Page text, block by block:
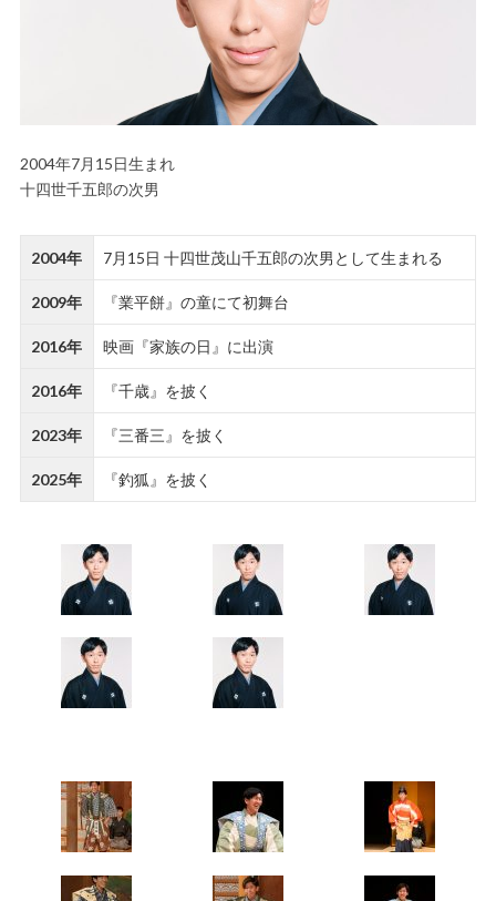
2004年7月15日生まれ
十四世千五郎の次男
2004年 7月15日 十四世茂山千五郎の次男として生まれる
2009年 『業平餅』の童にて初舞台
2016年 映画『家族の日』に出演
2016年 『千歳』を披く
2023年 『三番三』を披く
2025年 『釣狐』を披く